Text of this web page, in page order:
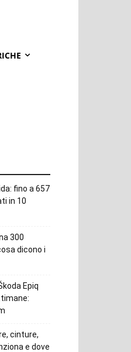
fino a 657
in 10
300
dicono i
Epiq
cinture,
e dove